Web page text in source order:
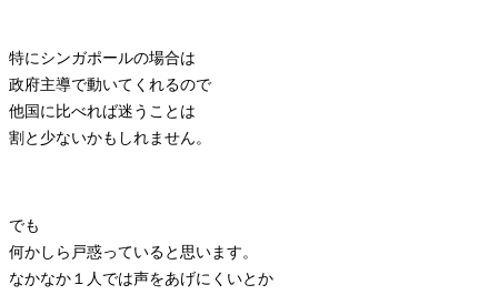
特にシンガポールの場合は
政府主導で動いてくれるので
他国に比べれば迷うことは
割と少ないかもしれません。
でも
何かしら戸惑っていると思います。
なかなか１人では声をあげにくいとか